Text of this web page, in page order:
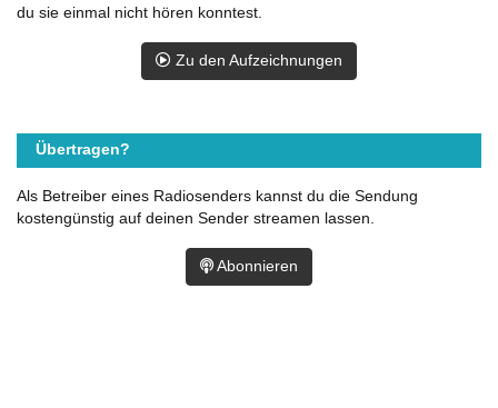
du sie einmal nicht hören konntest.
Zu den Aufzeichnungen
Übertragen?
Als Betreiber eines Radiosenders kannst du die Sendung
kostengünstig auf deinen Sender streamen lassen.
Abonnieren